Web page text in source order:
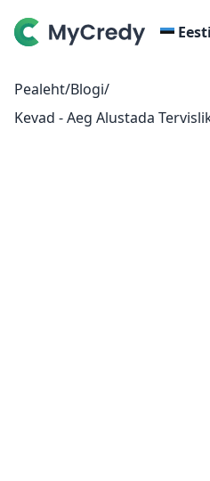
Eesti
Pealeht/Blogi/
Kevad - Aeg Alustada